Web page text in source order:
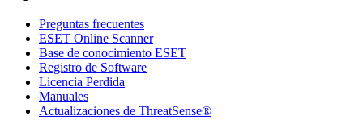
Preguntas frecuentes
ESET Online Scanner
Base de conocimiento ESET
Registro de Software
Licencia Perdida
Manuales
Actualizaciones de ThreatSense®